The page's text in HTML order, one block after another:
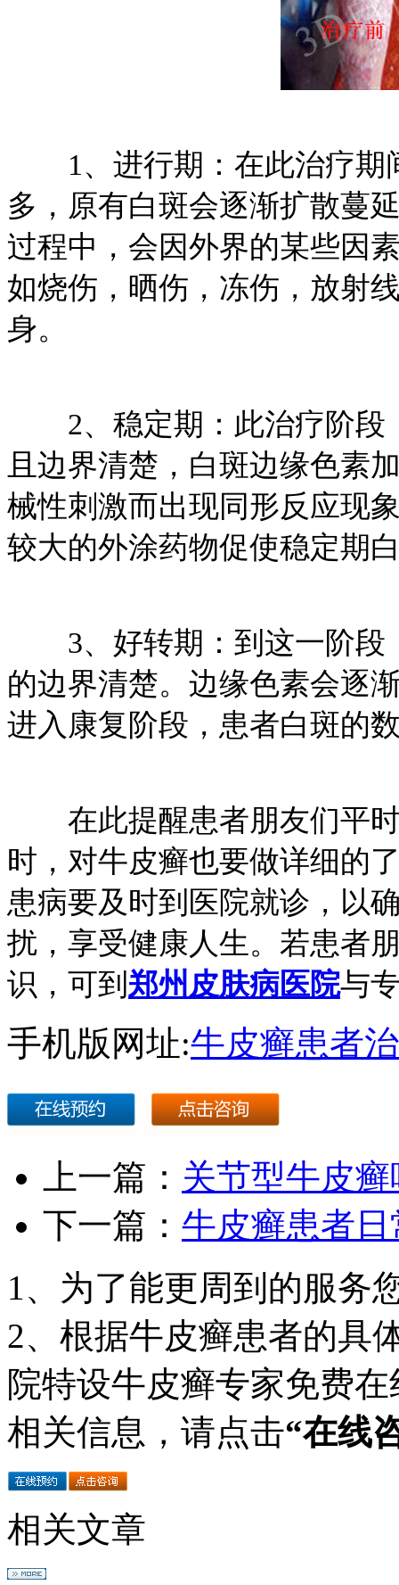
1、进行期：在此治疗期
多，原有白斑会逐渐扩散蔓
过程中，会因外界的某些因
如烧伤，晒伤，冻伤，放射
身。
2、稳定期：此治疗阶段
且边界清楚，白斑边缘色素
械性刺激而出现同形反应现
较大的外涂药物促使稳定期
3、好转期：到这一阶段
的边界清楚。边缘色素会逐
进入康复阶段，患者白斑的
在此提醒患者朋友们平时
时，对牛皮癣也要做详细的
患病要及时到医院就诊，以
扰，享受健康人生。若患者
识，可到 郑州皮肤病医院与
手机版网址:牛皮癣患者
上一篇： 关节型牛皮
下一篇： 牛皮癣患者
1、为了能更周到的服务
2、根据牛皮癣患者的具
院特设牛皮癣专家免费
相关信息，请点击“在线
相关文章